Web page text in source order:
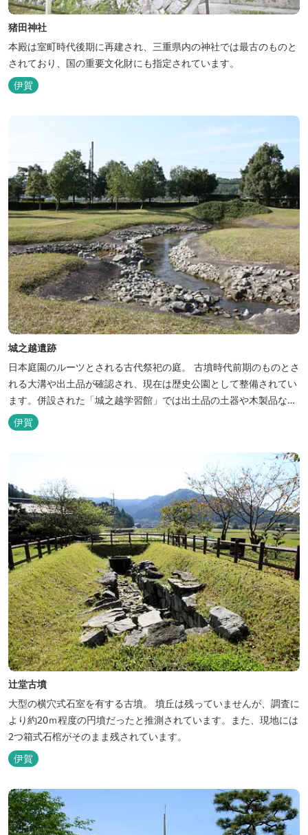
猪田神社
本殿は室町時代後期に再建され、三重県内の神社では最古のものと
されており、国の重要文化財にも指定されています。
伊賀
城之越遺跡
日本庭園のルーツとされる古代祭祀の庭。 古墳時代前期のものとさ
れる大溝や出土品が確認され、現在は歴史公園として整備されてい
ます。併設された「城之越学習館」では出土品の土器や木製品など
を展示しており、解説映像とともに城之越遺跡について学ぶことが
できます。
伊賀
辻堂古墳
大型の横穴式石室を有する古墳。 墳丘は残っていませんが、調査に
より約20ｍ程度の円墳だったと推測されています。また、現地には
2つ箱式石棺がそのまま残されています。
伊賀